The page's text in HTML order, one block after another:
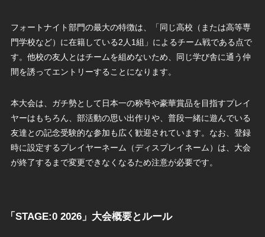
フォートナイト部門の最大の特徴は、「同じ高校（または高等専
門学校など）に在籍している2人1組」によるチーム戦である点で
す。他校の友人とはチームを組めないため、同じ学び舎に通う仲
間を誘ってエントリーすることになります。
本大会は、ガチ勢として日本一の称号や豪華賞品を目指すプレイ
ヤーはもちろん、部活動の思い出作りや、普段一緒に遊んでいる
友達との記念受験的な参加も広く歓迎されています。なお、登録
時に設定するプレイヤーネーム（ディスプレイネーム）は、大会
が終了するまで変更できなくなるため注意が必要です。
「STAGE:0 2026」大会概要とルール